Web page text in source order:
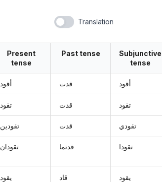
Translation
Present
tense
أقود
تقود
تقودين
تقودان
يقود
Past tense
قدت
قدت
قدت
قدتما
قاد
Subjunctive
tense
أقود
تقود
تقودي
تقودا
يقود